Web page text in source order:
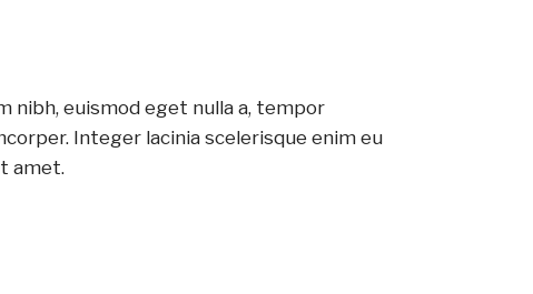
nibh, euismod eget nulla a, tempor
Integer lacinia scelerisque enim eu
amet.